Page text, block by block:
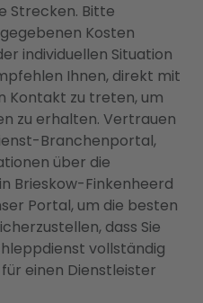
Strecken. Bitte
Kosten
individuellen Situation
Ihnen, direkt mit
Kontakt zu treten, um
zu erhalten. Vertrauen
Branchenportal,
über die
Brieskow-Finkenheerd
Portal, um die besten
dass Sie
vollständig
einen Dienstleister